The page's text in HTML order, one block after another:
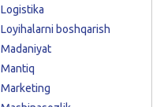
Logistika
Loyihalarni boshqarish
Madaniyat
Mantiq
Marketing